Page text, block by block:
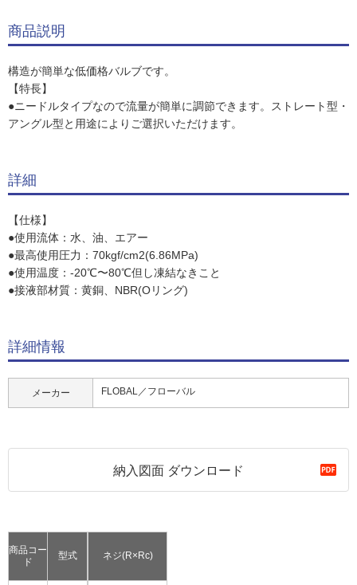
商品説明
構造が簡単な低価格バルブです。
【特長】
●ニードルタイプなので流量が簡単に調節できます。ストレート型・
アングル型と用途によりご選択いただけます。
詳細
【仕様】
●使用流体：水、油、エアー
●最高使用圧力：70kgf/cm2(6.86MPa)
●使用温度：-20℃〜80℃但し凍結なきこと
●接液部材質：黄銅、NBR(Oリング)
詳細情報
メーカー FLOBAL／フローバル
納入図面 ダウンロード
商品コー
ド
型式 ネジ(R×Rc)